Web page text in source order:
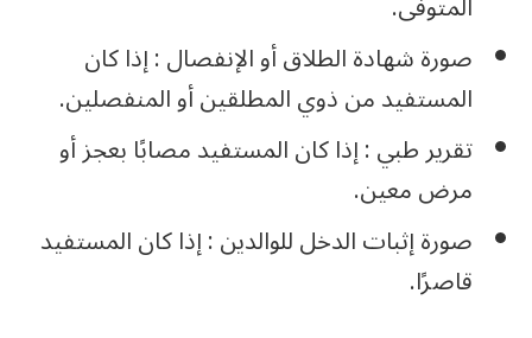
صورة شهادة الطلاق أو الإنفصال : إذا كان
المستفيد من ذوي المطلقين أو المنفصلين.
تقرير طبي : إذا كان المستفيد مصابًا بعجز أو
مرض معين.
صورة إثبات الدخل للوالدين : إذا كان المستفيد
قاصرًا.